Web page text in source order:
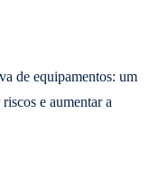
de equipamentos: um
e aumentar a